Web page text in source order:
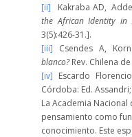
[ii] Kakraba AD,
the African Identity in
3(5):426-31.].
[iii] Csendes A,
blanco?Rev. Chilena
[iv] Escardo
Córdoba: Ed.
La Academia
pensamiento como
conocimiento. Este